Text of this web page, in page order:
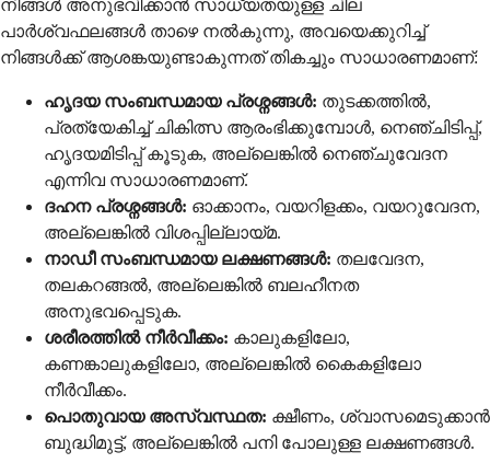
നിങ്ങൾ അനുഭവിക്കാൻ സാധ്യതയുള്ള ചില
പാർശ്വഫലങ്ങൾ താഴെ നൽകുന്നു, അവയെക്കുറിച്ച്
നിങ്ങൾക്ക് ആശങ്കയുണ്ടാകുന്നത് തികച്ചും സാധാരണമാണ്:
ഹൃദയ സംബന്ധമായ പ്രശ്നങ്ങൾ: തുടക്കത്തിൽ,
പ്രത്യേകിച്ച് ചികിത്സ ആരംഭിക്കുമ്പോൾ, നെഞ്ചിടിപ്പ്,
ഹൃദയമിടിപ്പ് കൂടുക, അല്ലെങ്കിൽ നെഞ്ചുവേദന
എന്നിവ സാധാരണമാണ്.
ദഹന പ്രശ്നങ്ങൾ: ഓക്കാനം, വയറിളക്കം, വയറുവേദന,
അല്ലെങ്കിൽ വിശപ്പില്ലായ്മ.
നാഡീ സംബന്ധമായ ലക്ഷണങ്ങൾ: തലവേദന,
തലകറങ്ങൽ, അല്ലെങ്കിൽ ബലഹീനത
അനുഭവപ്പെടുക.
ശരീരത്തിൽ നീർവീക്കം: കാലുകളിലോ,
കണങ്കാലുകളിലോ, അല്ലെങ്കിൽ കൈകളിലോ
നീർവീക്കം.
പൊതുവായ അസ്വസ്ഥത: ക്ഷീണം, ശ്വാസമെടുക്കാൻ
ബുദ്ധിമുട്ട്, അല്ലെങ്കിൽ പനി പോലുള്ള ലക്ഷണങ്ങൾ.